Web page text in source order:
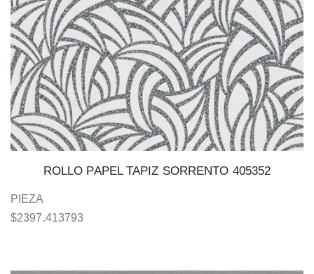
ROLLO PAPEL TAPIZ SORRENTO 405352
PIEZA
$2397.413793